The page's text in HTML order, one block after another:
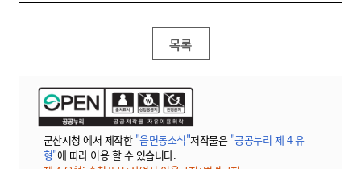
목록
군산시청 에서 제작한 "읍면동소식"저작물은 "공공누리 제 4 유
형"에 따라 이용 할 수 있습니다.